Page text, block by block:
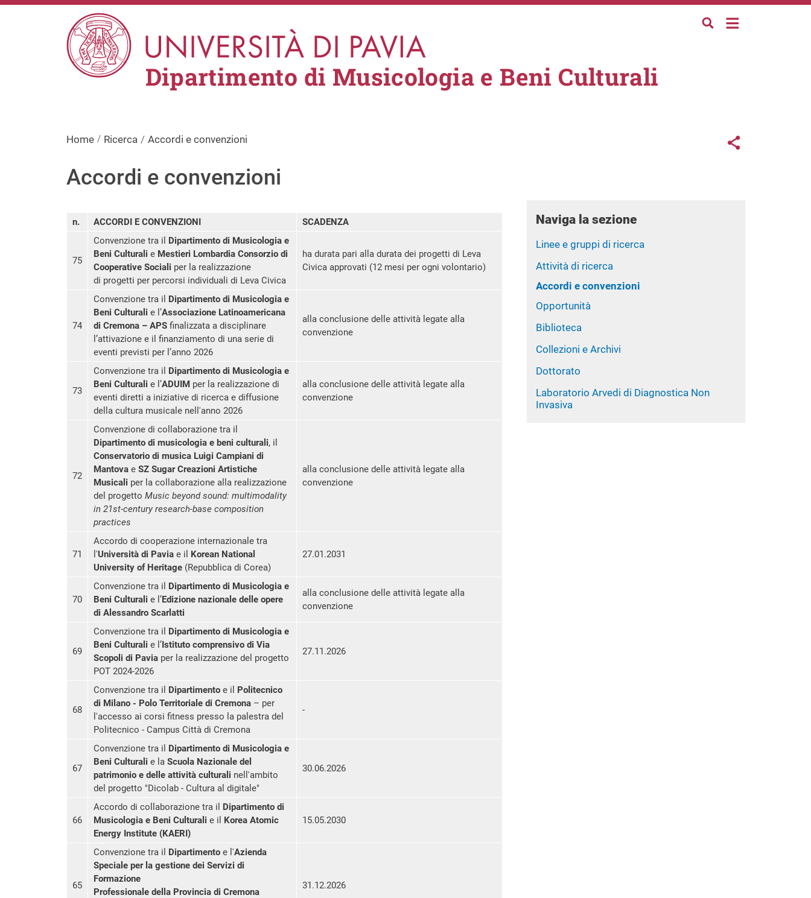
Salta al contenuto principale
Dipartimento di Musicologia e Beni Culturali
Home Ricerca Accordi e convenzioni Links
Share button
Accordi e convenzioni
n. ACCORDI E CONVENZIONI SCADENZA
75
Convenzione tra il Dipartimento di Musicologia e
Beni Culturali eMestieri Lombardia Consorzio di
Cooperative Sociali per la realizzazione
di progetti per percorsi individuali di Leva Civica
ha durata pari alla durata dei progetti di Leva
Civica approvati (12 mesi per ogni volontario)
74
Convenzione tra il Dipartimento di Musicologia e
Beni Culturali e l’Associazione Latinoamericana
di Cremona – APSfinalizzata a disciplinare
l’attivazione e il finanziamento di una serie di
eventi previsti per l’anno 2026
alla conclusione delle attività legate alla
convenzione
73
Convenzione tra il Dipartimento di Musicologia e
Beni Culturali e l’ADUIMper la realizzazione di
eventi diretti a iniziative di ricerca e diffusione
della cultura musicale nell'anno 2026
alla conclusione delle attività legate alla
convenzione
72
Convenzione di collaborazione tra il
Dipartimento di musicologia e beni culturali, il
Conservatorio di musica Luigi Campiani di
Mantovae SZ Sugar Creazioni Artistiche
Musicali per la collaborazione alla realizzazione
del progetto Music beyond sound: multimodality
in 21st-century research-base composition
practices
alla conclusione delle attività legate alla
convenzione
71
Accordo di cooperazione internazionale tra
l'Università di Paviae il Korean National
University of Heritage(Repubblica di Corea)
27.01.2031
70
Convenzione tra il Dipartimento di Musicologia e
Beni Culturali e l’Edizione nazionale delle opere
di Alessandro Scarlatti
alla conclusione delle attività legate alla
convenzione
69
Convenzione tra il Dipartimento di Musicologia e
Beni Culturali e l’Istituto comprensivo di Via
Scopoli di Paviaper la realizzazione del progetto
POT 2024-2026
27.11.2026
68
Convenzione tra il Dipartimentoe il Politecnico
di Milano - Polo Territoriale di Cremona– per
l'accesso ai corsi fitness presso la palestra del
Politecnico - Campus Città di Cremona
-
67
Convenzione tra il Dipartimento di Musicologia e
Beni Culturali e la Scuola Nazionale del
patrimonio e delle attività culturali nell'ambito
del progetto "Dicolab - Cultura al digitale"
30.06.2026
66
Accordo di collaborazione tra il Dipartimento di
Musicologia e Beni Culturali e il Korea Atomic
Energy Institute (KAERI)
15.05.2030
65
Convenzione tra il Dipartimentoe l'Azienda
Speciale per la gestione dei Servizi di
Formazione
Professionale della Provincia di Cremona
31.12.2026
Naviga la sezione
Linee e gruppi di ricerca
Attività di ricerca
Accordi e convenzioni
Opportunità
Biblioteca
Collezioni e Archivi
Dottorato
Laboratorio Arvedi di Diagnostica Non
Invasiva